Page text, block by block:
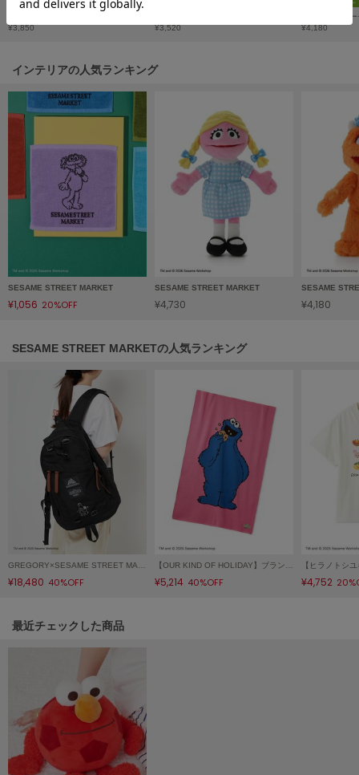
FURFUR
ジェラート ピケ
GELATO PIQUE CAT&DOG
ジェラート ピケ キャットアンドドッグ
gelato pique Sleep
ジェラート ピケ スリープ
GRAMICCI
グラミチ
Henon.
へノン
ハンター
HOKA ONEONE
ホカ オネオネ
キーン
ル
le coq sportif
ルコックスポルティフ
レスポートサック
LILY BROWN
リリーブラウン
LILY BROWN Lingerie
リリーブラウンランジェリー
¥3,850
¥3,520
ダイカットポ
¥4,180
インテリアの人気ランキング
SESAME STREET MARKET
¥1,056 20%OFF
SESAME STREET MARKET
¥4,730
SESAME
¥4,180
SESAME STREET MARKETの人気ランキング
GREGORY×SESAME STREET MARKET／DAY PACK
¥18,480 40%OFF
【OUR KIND OF HOLIDAY】ブランケット
¥5,214 40%OFF ¥4,752
関連記事
最近チェックした商品